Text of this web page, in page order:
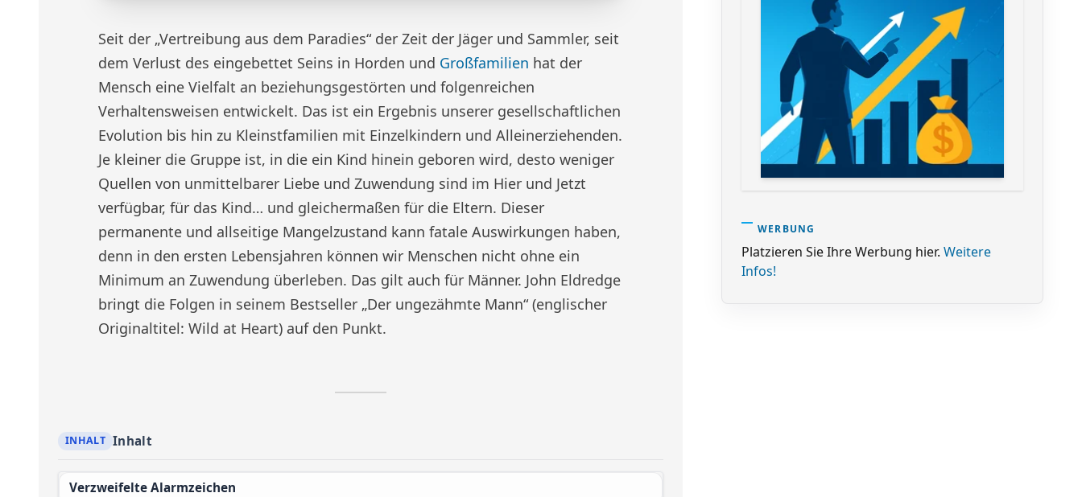
Seit der „Vertreibung aus dem Paradies“ der Zeit der Jäger und Sammler, seit
dem Verlust des eingebettet Seins in Horden und Großfamilien hat der
Mensch eine Vielfalt an beziehungsgestörten und folgenreichen
Verhaltensweisen entwickelt. Das ist ein Ergebnis unserer gesellschaftlichen
Evolution bis hin zu Kleinstfamilien mit Einzelkindern und Alleinerziehenden.
Je kleiner die Gruppe ist, in die ein Kind hinein geboren wird, desto weniger
Quellen von unmittelbarer Liebe und Zuwendung sind im Hier und Jetzt
verfügbar, für das Kind… und gleichermaßen für die Eltern. Dieser
permanente und allseitige Mangelzustand kann fatale Auswirkungen haben,
denn in den ersten Lebensjahren können wir Menschen nicht ohne ein
Minimum an Zuwendung überleben. Das gilt auch für Männer. John Eldredge
bringt die Folgen in seinem Bestseller „Der ungezähmte Mann“ (englischer
Originaltitel: Wild at Heart) auf den Punkt.
Inhalt
Verzweifelte Alarmzeichen
WERBUNG
Platzieren Sie Ihre Werbung hier. Weitere
Infos!